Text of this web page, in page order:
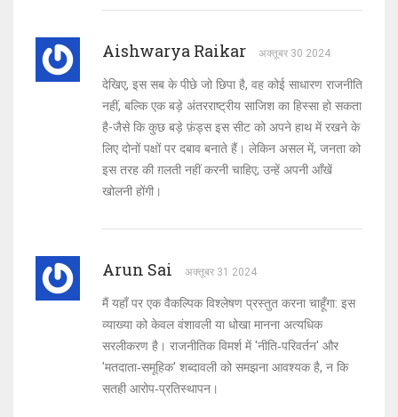
Aishwarya Raikar अक्तूबर 30 2024
देखिए, इस सब के पीछे जो छिपा है, वह कोई साधारण राजनीति
नहीं, बल्कि एक बड़े अंतरराष्ट्रीय साजिश का हिस्सा हो सकता
है-जैसे कि कुछ बड़े फ़ंड्स इस सीट को अपने हाथ में रखने के
लिए दोनों पक्षों पर दबाव बनाते हैं। लेकिन असल में, जनता को
इस तरह की ग़लती नहीं करनी चाहिए; उन्हें अपनी आँखें
खोलनी होंगी।
Arun Sai अक्तूबर 31 2024
मैं यहाँ पर एक वैकल्पिक विश्लेषण प्रस्तुत करना चाहूँगा: इस
व्याख्या को केवल वंशावली या धोखा मानना अत्यधिक
सरलीकरण है। राजनीतिक विमर्श में 'नीति‑परिवर्तन' और
'मतदाता‑समूहिक' शब्दावली को समझना आवश्यक है, न कि
सतही आरोप‑प्रतिस्थापन।